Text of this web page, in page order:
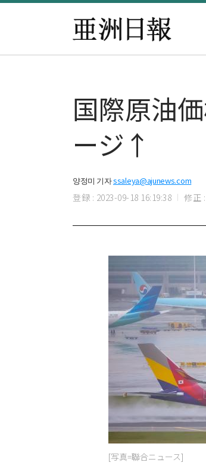
国際原油
ージ↑
양정미 기자ssaleya@ajunews.com
登録 : 2023-09-18 16:19:38 修正
[写真=聯合ニュース]